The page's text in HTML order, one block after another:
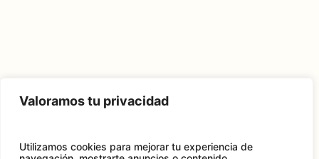
Valoramos tu privacidad
Utilizamos cookies para mejorar tu experiencia de